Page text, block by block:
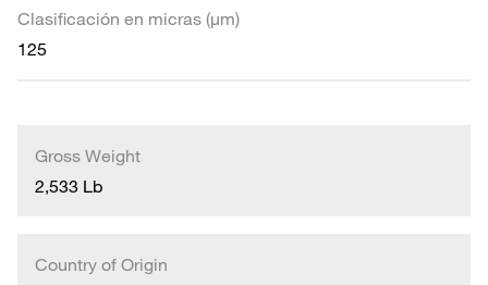
Clasificación en micras (µm)
125
Gross Weight
2,533 Lb
Country of Origin